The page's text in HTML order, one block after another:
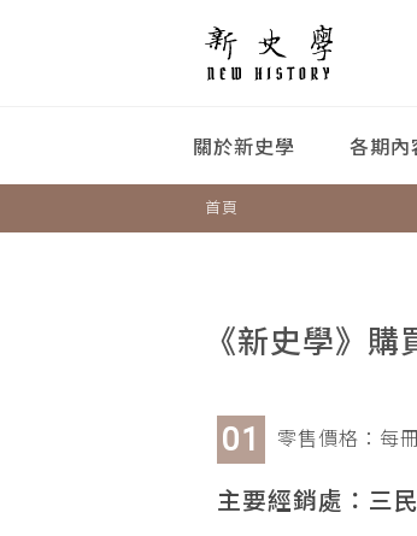
關於新史學 各期內
首頁
《新史學》購
零售價格：每
主要經銷處：三